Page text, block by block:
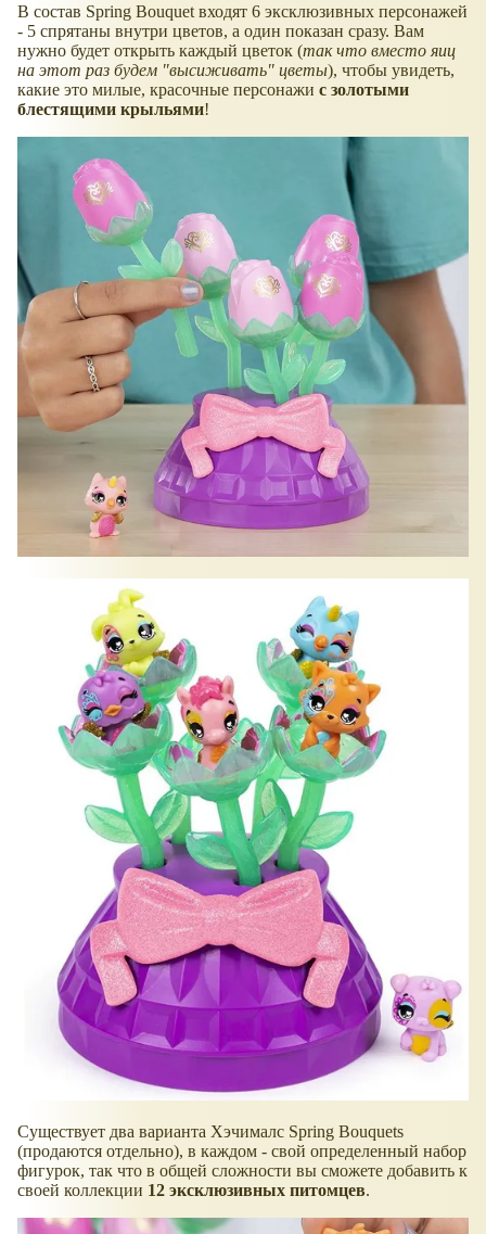
В состав Spring Bouquet входят 6 эксклюзивных персонажей
- 5 спрятаны внутри цветов, а один показан сразу. Вам
нужно будет открыть каждый цветок (так что вместо яиц
на этот раз будем "высиживать" цветы), чтобы увидеть,
какие это милые, красочные персонажи с золотыми
блестящими крыльями!
Существует два варианта Хэчималс Spring Bouquets
(продаются отдельно), в каждом - свой определенный набор
фигурок, так что в общей сложности вы сможете добавить к
своей коллекции 12 эксклюзивных питомцев.